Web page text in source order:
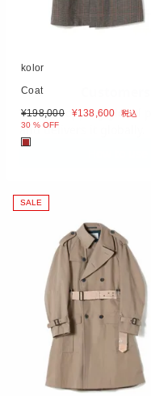
kolor
Coat
¥198,000 ¥138,600
税込
30 % OFF
■
SALE